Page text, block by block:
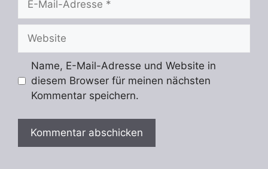
Adresse
Website
Name, E-Mail-Adresse und Website in
diesem Browser für meinen nächsten
Kommentar speichern.